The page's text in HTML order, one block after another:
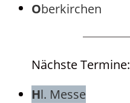
Oberkirchen
Nächste Termine:
Hl. Messe